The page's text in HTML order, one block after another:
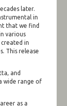
later.
in
that we find
various
in
This release
and
wide range of
as a